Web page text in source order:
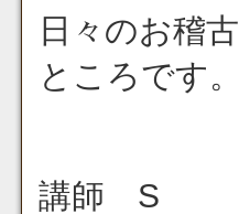
日々のお稽
ところです。
講師 S